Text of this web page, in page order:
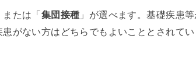
または「集団接種 」が選べます。基礎疾患
がない方はどちらでもよいこととされてい